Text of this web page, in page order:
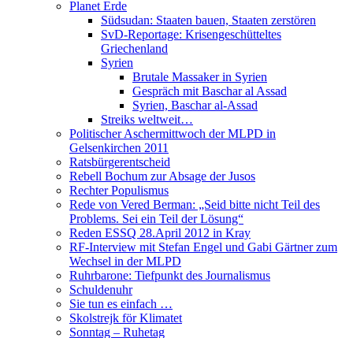
Planet Erde
Südsudan: Staaten bauen, Staaten zerstören
SvD-Reportage: Krisengeschütteltes
Griechenland
Syrien
Brutale Massaker in Syrien
Gespräch mit Baschar al Assad
Syrien, Baschar al-Assad
Streiks weltweit…
Politischer Aschermittwoch der MLPD in
Gelsenkirchen 2011
Ratsbürgerentscheid
Rebell Bochum zur Absage der Jusos
Rechter Populismus
Rede von Vered Berman: „Seid bitte nicht Teil des
Problems. Sei ein Teil der Lösung“
Reden ESSQ 28.April 2012 in Kray
RF-Interview mit Stefan Engel und Gabi Gärtner zum
Wechsel in der MLPD
Ruhrbarone: Tiefpunkt des Journalismus
Schuldenuhr
Sie tun es einfach …
Skolstrejk för Klimatet
Sonntag – Ruhetag